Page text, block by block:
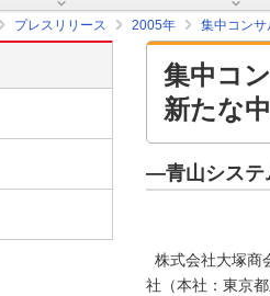
プレスリリース 2005年 集中コン
集中コ
新たな
―青山システ
株式会社大塚
社（本社：東京